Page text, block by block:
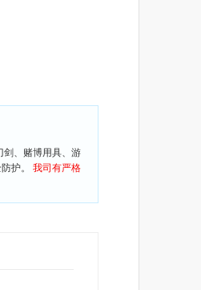
剑、赌博用具、游
护。 我司有严格